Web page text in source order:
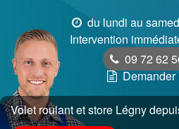
du lundi au
Intervention
09 72 62
Demander
Volet roulant et store Légny